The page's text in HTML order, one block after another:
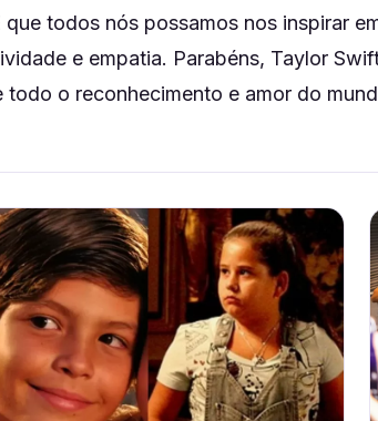
todos nós possamos nos inspirar
e empatia. Parabéns, Taylor
todo o reconhecimento e amor do